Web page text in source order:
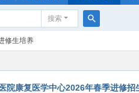
搜索
索
修生培养
院康复医学中心2026年春季进修招